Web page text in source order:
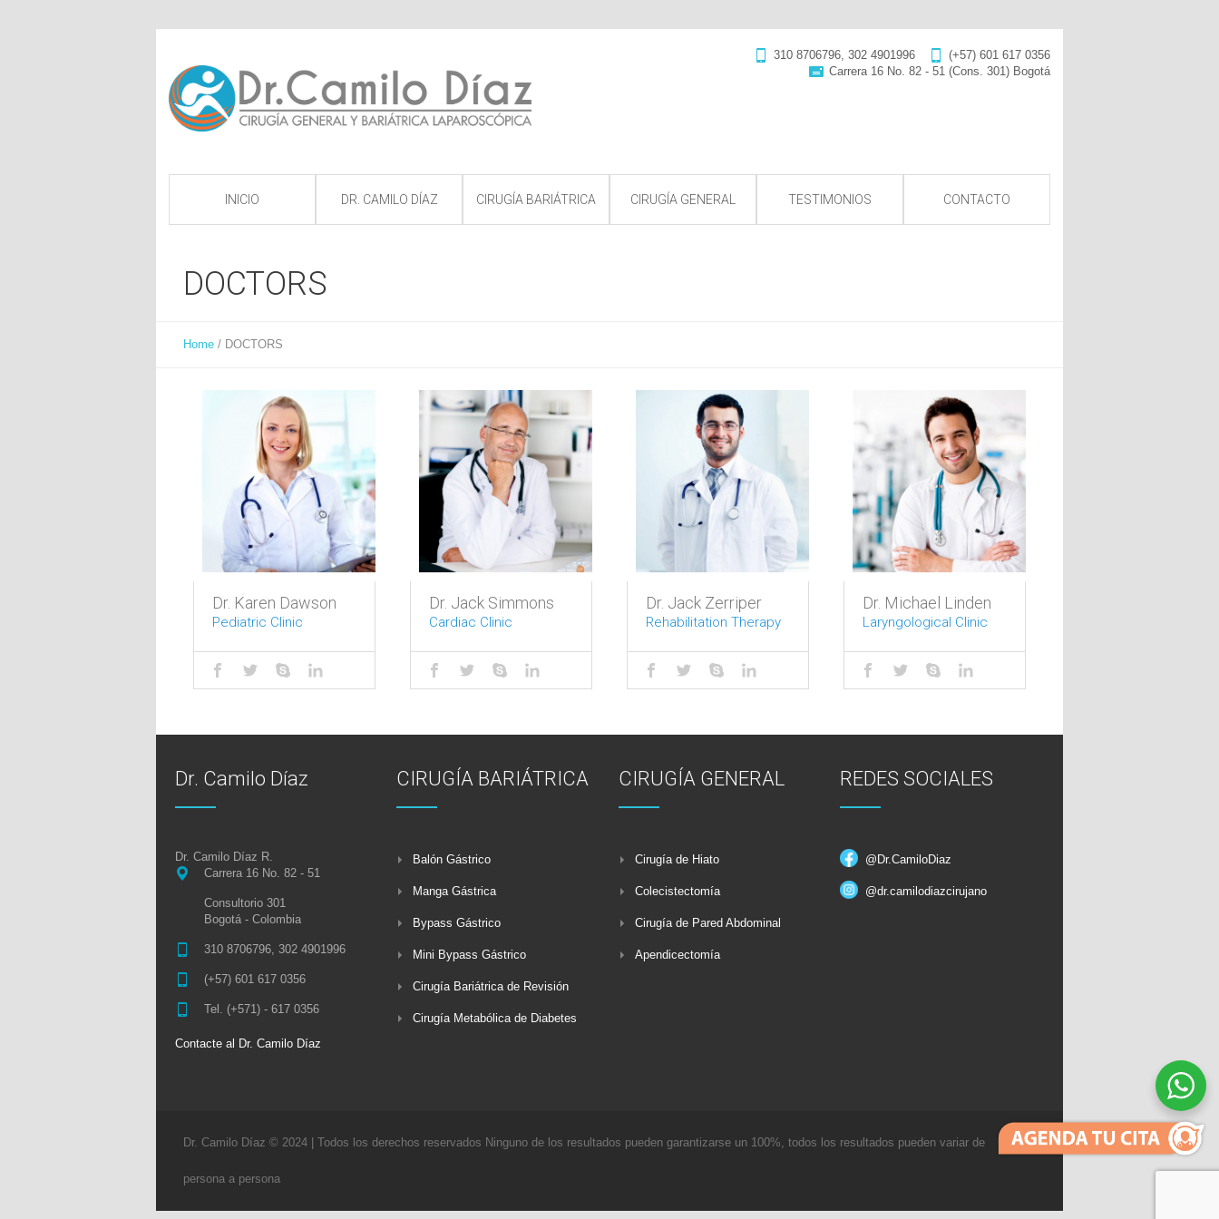
(+57) 601 617 0356
310 8706796, 302 4901996
Carrera 16 No. 82 - 51 (Cons. 301) Bogotá
INICIO DR. CAMILO DÍAZ CIRUGÍA BARIÁTRICA CIRUGÍA GENERAL TESTIMONIOS CONTACTO
DOCTORS
Home / DOCTORS
Dr. Karen Dawson
Pediatric Clinic
Dr. Jack Simmons
Cardiac Clinic
Dr. Jack Zerriper
Rehabilitation Therapy
Dr. Michael Linden
Laryngological Clinic
Dr. Camilo Díaz
Dr. Camilo Díaz R.
Carrera 16 No. 82 - 51
Consultorio 301
Bogotá - Colombia
310 8706796, 302 4901996
(+57) 601 617 0356
Tel. (+571) - 617 0356
Contacte al Dr. Camilo Díaz
CIRUGÍA BARIÁTRICA
Balón Gástrico
Manga Gástrica
Bypass Gástrico
Mini Bypass Gástrico
Cirugía Bariátrica de Revisión
Cirugía Metabólica de Diabetes
CIRUGÍA GENERAL
Cirugía de Hiato
Colecistectomía
Cirugía de Pared Abdominal
Apendicectomía
REDES SOCIALES
@Dr.CamiloDiaz
@dr.camilodiazcirujano
Dr. Camilo Díaz © 2024 | Todos los derechos reservados Ninguno de los resultados pueden garantizarse un 100%, todos los resultados pueden variar de
persona a persona